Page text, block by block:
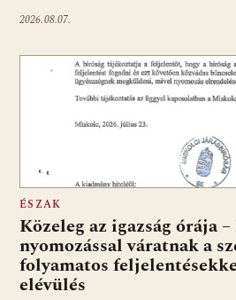
2026.08.07.
ÉSZAK
Közeleg az igazság órája
nyomozással váratnak a
folyamatos
elévülés